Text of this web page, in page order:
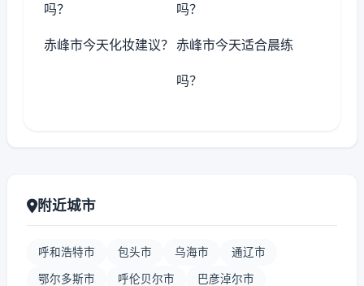
吗？ 吗？
赤峰市今天化妆建议？ 赤峰市今天适合晨练
吗？
附近城市
呼和浩特市 包头市 乌海市 通辽市
鄂尔多斯市 呼伦贝尔市 巴彦淖尔市